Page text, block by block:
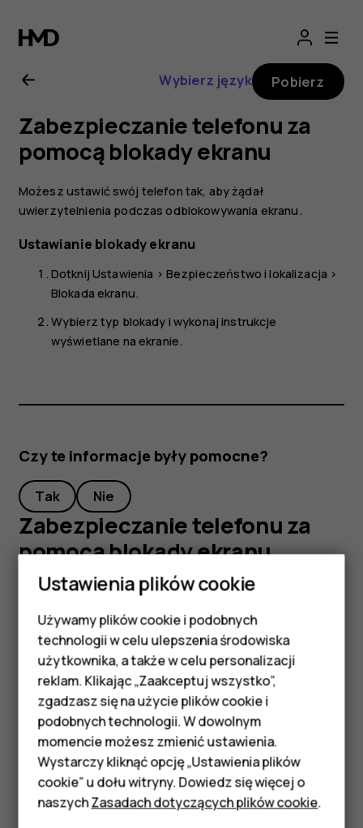
Instrukcja
obsługi
telefonu
Nokia
Plus
Smartfony
Telefony z funkcjami
podstawowymi
Akcesoria
HMD Terra M
Tablety
Wybierz język Pobierz
Zabezpieczanie telefonu za
pomocą blokady ekranu
Możesz ustawić swój telefon tak, aby żądał
uwierzytelnienia podczas odblokowywania ekranu.
Ustawianie blokady ekranu
DotknijUstawienia > Bezpieczeństwo i lokalizacja >
Blokada ekranu.
Wybierz typ blokady i wykonaj instrukcje
wyświetlane na ekranie.
Czy te informacje były pomocne?
Tak Nie
Zabezpieczanie telefonu za
pomocą blokady ekranu
Możesz ustawić swój telefon tak, aby żądał
Ustawianie blokady ekranu
DotknijUstawienia > Bezpieczeństwo i lokalizacja
Blokada ekranu
Wybierz typ blokady i wykonaj instrukcje
wyświetlane na ekranie.
Ustawienia plików cookie
Używamy plików cookie i podobnych
technologii w celu ulepszenia środowiska
użytkownika, a także w celu personalizacji
reklam. Klikając „Zaakceptuj wszystko”,
zgadzasz się na użycie plików cookie i
podobnych technologii. W dowolnym
momencie możesz zmienić ustawienia.
Wystarczy kliknąć opcję „Ustawienia plików
cookie” u dołu witryny. Dowiedz się więcej o
naszychZasadach dotyczących plików cookie.